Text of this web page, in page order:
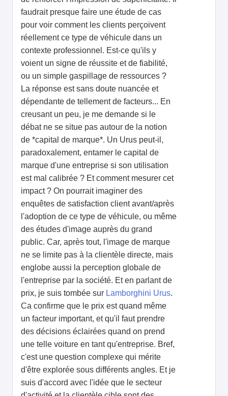
faudrait presque faire une étude de cas
pour voir comment les clients perçoivent
réellement ce type de véhicule dans un
contexte professionnel. Est-ce qu'ils y
voient un signe de réussite et de fiabilité,
ou un simple gaspillage de ressources ?
La réponse est sans doute nuancée et
dépendante de tellement de facteurs... En
creusant un peu, je me demande si le
débat ne se situe pas autour de la notion
de *capital de marque*. Un Urus peut-il,
paradoxalement, entamer le capital de
marque d'une entreprise si son utilisation
est mal calibrée ? Et comment mesurer cet
impact ? On pourrait imaginer des
enquêtes de satisfaction client avant/après
l'adoption de ce type de véhicule, ou même
des études d'image auprès du grand
public. Car, après tout, l'image de marque
ne se limite pas à la clientèle directe, mais
englobe aussi la perception globale de
l'entreprise par la société. Et en parlant de
prix, je suis tombée sur Lamborghini Urus.
Ca confirme que le prix est quand même
un facteur important, et qu'il faut prendre
des décisions éclairées quand on prend
une telle voiture en tant qu'entreprise. Bref,
c'est une question complexe qui mérite
d'être explorée sous différents angles. Et je
suis d'accord avec l'idée que le secteur